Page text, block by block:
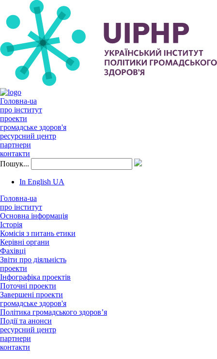
Головна-ua
про інститут
проекти
громадське здоров'я
ресурсний центр
партнери
контакти
Пошук...
In English UA
Головна-ua
про інститут
Основна інформація
Історія
Комісія з питань етики
Керівні органи
Фахівці
Звіти про діяльність
проекти
Інфографіка проектів
Поточні проекти
Завершені проекти
громадське здоров'я
Політика громадського здоров’я
Події та анонси
ресурсний центр
партнери
контакти